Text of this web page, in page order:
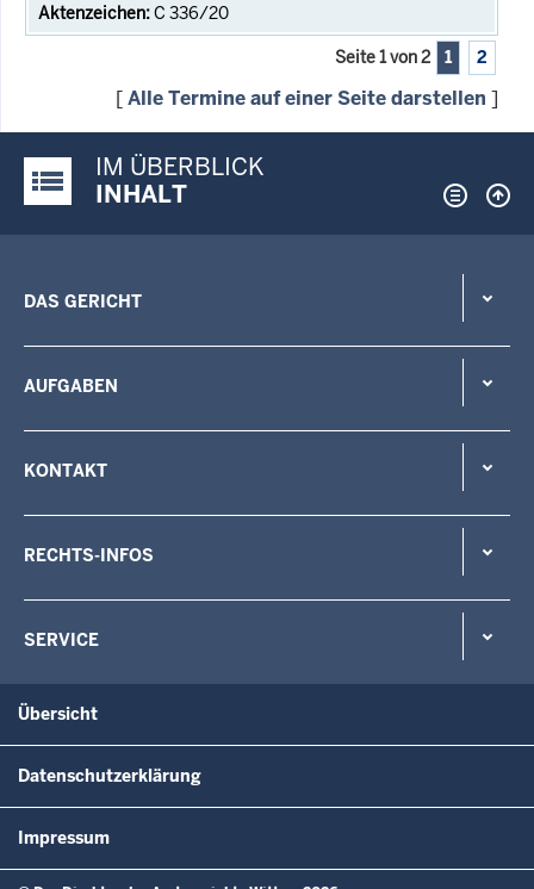
C 336/20
Seite 1 von 2 1 2
[Alle Termine auf einer Seite darstellen ]
Justiz-Portal im Überblick:
IM ÜBERBLICK
INHALT
DAS GERICHT
AUFGABEN
KONTAKT
RECHTS-INFOS
SERVICE
Übersicht
Datenschutzerklärung
Impressum